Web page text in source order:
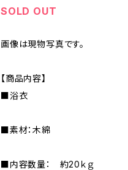
SOLD OUT
画像は現物写真です。
【商品内容】
■浴衣
■素材：木綿
■内容数量： 約20ｋｇ